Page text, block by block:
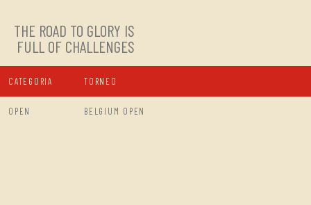
THE ROAD TO GLORY IS
FULL OF CHALLENGES
CATEGORIA TORNEO
OPEN BELGIUM OPEN